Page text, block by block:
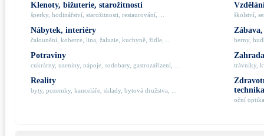
Klenoty, bižuterie, starožitnosti
šperky, hodinářství, starožitnosti, restaurování, ...
Nábytek, interiéry
čalounění, koberce, lina, žaluzie, kuchyně, židle, ...
Potraviny
cukrárny, uzeniny, nápoje, sodobary, gastrozařízení, ...
Reality
byty, pozemky, kanceláře, sklady, bytová družstva, ...
školství,
herny,
trávníky,
technika
oční